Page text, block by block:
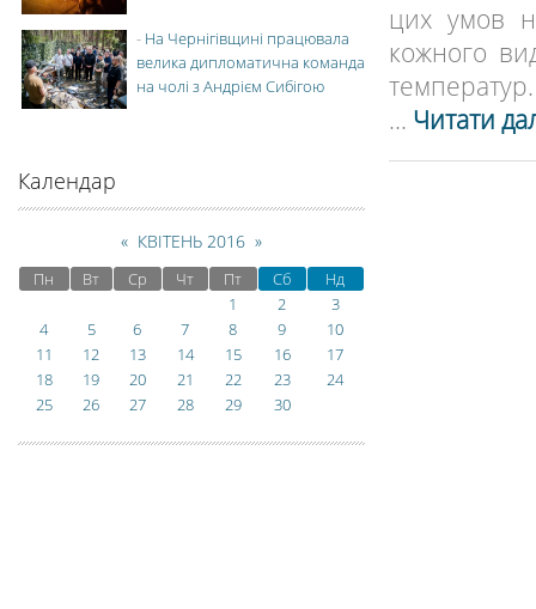
цих умов
кожного
... Читати
- На Чернігівщині працювала
велика дипломатична команда
на чолі з Андрієм Сибігою
Календар
« КВІТЕНЬ 2016 »
Пн Вт Ср Чт Пт Сб
Нд
1
2
3
4
5 6 7 8 9
10
11
12 13 14 15 16
17
18
19 20 21 22 23
24
25
26 27 28 29 30